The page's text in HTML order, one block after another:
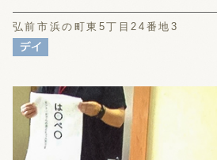
弘前市浜の町東5丁目24番地3